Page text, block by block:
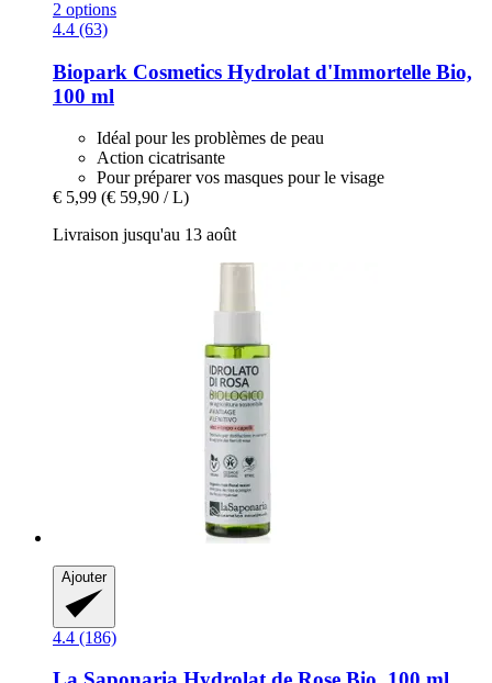
2 options
4.4 (63)
Biopark Cosmetics Hydrolat d'Immortelle Bio,
100 ml
Idéal pour les problèmes de peau
Action cicatrisante
Pour préparer vos masques pour le visage
€ 5,99 (€ 59,90 / L)
Livraison jusqu'au 13 août
Ajouter
4.4 (186)